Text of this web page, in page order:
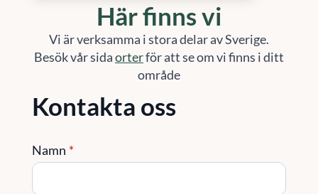
Här finns vi
Vi är verksamma i stora delar av Sverige.
Besök vår sidaorterför att se om vi finns i ditt
område
Kontakta oss
Namn *